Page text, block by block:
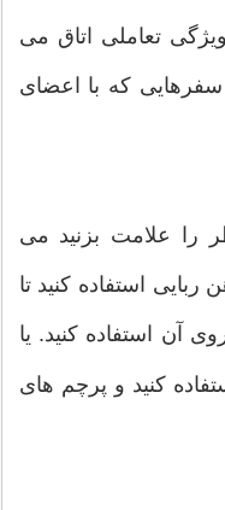
تعاملی اتاق می
که با اعضای
را علامت بزنید می
ربایی استفاده کنید تا
آن استفاده کنید. یا
کنید و پرچم های